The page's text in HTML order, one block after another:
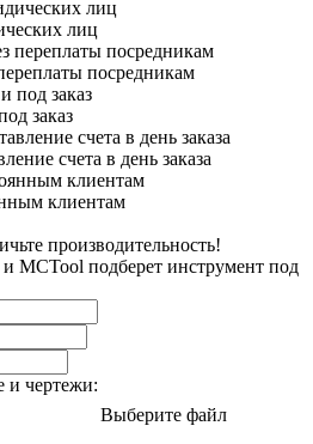
лиц
посредникам
заказ
счета в день заказа
клиентам
производительность!
MCTool подберет инструмент под
и чертежи:
Выберите файл